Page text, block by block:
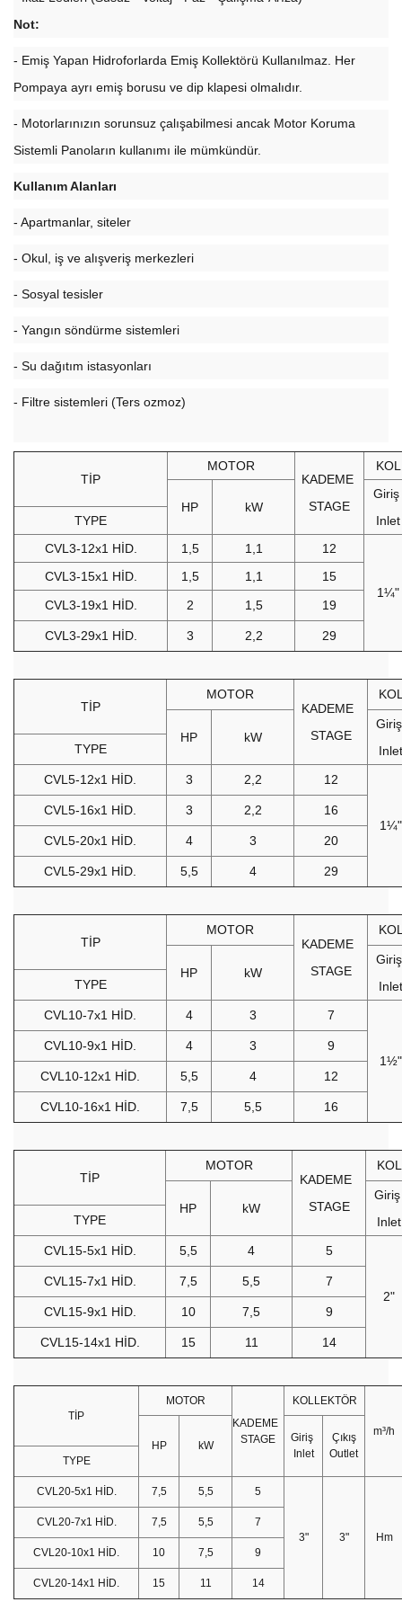
Not:
- Emiş Yapan Hidroforlarda Emiş Kollektörü Kullanılmaz. Her
Pompaya ayrı emiş borusu ve dip klapesi olmalıdır.
- Motorlarınızın sorunsuz çalışabilmesi ancak Motor Koruma
Sistemli Panoların kullanımı ile mümkündür.
Kullanım Alanları
- Apartmanlar, siteler
- Okul, iş ve alışveriş merkezleri
- Sosyal tesisler
- Yangın söndürme sistemleri
- Su dağıtım istasyonları
- Filtre sistemleri (Ters ozmoz)
TİP
MOTOR
KADEME
STAGE
HP kW
Giriş
Inlet
TYPE
CVL3-12x1 HİD.
1,5 1,1 12
1¼"
CVL3-15x1 HİD. 1,5 1,1
15
CVL3-19x1 HİD.
2 1,5 19
CVL3-29x1 HİD. 3 2,2 29
TİP
MOTOR
KADEME
STAGE
HP kW
Inlet
TYPE
CVL5-12x1 HİD. 3 2,2 12
1¼"
CVL5-16x1 HİD. 3 2,2 16
CVL5-20x1 HİD. 4 3 20
CVL5-29x1 HİD. 5,5 4 29
TİP
MOTOR
KADEME
STAGE
HP kW
Inlet
TYPE
CVL10-7x1 HİD. 4 3 7
1½"
CVL10-9x1 HİD. 4 3 9
CVL10-12x1 HİD. 5,5 4 12
CVL10-16x1 HİD. 7,5 5,5 16
TİP
MOTOR
KADEME
STAGE
HP kW
Inlet
TYPE
CVL15-5x1 HİD. 5,5 4 5
2"
CVL15-7x1 HİD. 7,5 5,5 7
CVL15-9x1 HİD. 10 7,5 9
CVL15-14x1 HİD. 15 11 14
TİP
MOTOR
KADEME
STAGE
KOLLEKTÖR
m³/h
HP
kW
Giriş
Inlet
Çıkış
Outlet
TYPE
CVL20-5x1 HİD. 7,5 5,5 5
3" 3" Hm
CVL20-7x1 HİD. 7,5 5,5 7
CVL20-10x1 HİD. 10 7,5 9
CVL20-14x1 HİD. 15 11 14